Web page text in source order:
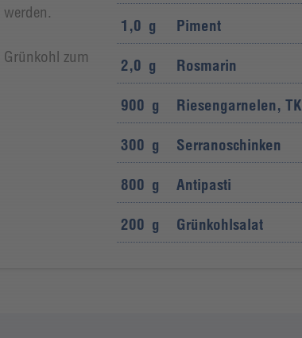
1,0 g Piment
2,0 g Rosmarin
900 g Riesengarnelen, TK
300 g Serranoschinken
800 g Antipasti
200 g Grünkohlsalat
zum